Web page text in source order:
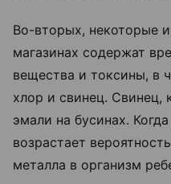
Во-вторых, некоторые
магазинах содержат
вещества и токсины, в
хлор и свинец. Свинец,
эмали на бусинах.
возрастает
металла в организм